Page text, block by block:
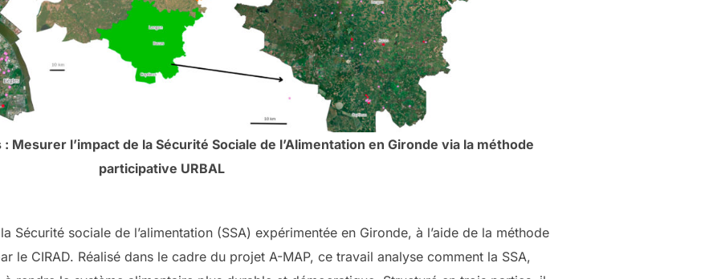
Mesurer l’impact de la Sécurité Sociale de l’Alimentation en Gironde via la méthode
participative URBAL
Sécurité sociale de l’alimentation (SSA) expérimentée en Gironde, à l’aide de la méthode
le CIRAD. Réalisé dans le cadre du projet A-MAP, ce travail analyse comment la SSA,